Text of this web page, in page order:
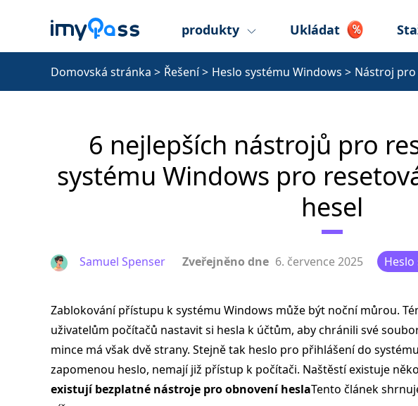
produkty Ukládat
Domovská stránka > Řešení> Heslo systému Windows > Nástroj
6 nejlepších nástrojů pro
systému Windows pro
hesel
Samuel Spenser Zveřejněno dne 6. července 2025
Zablokování přístupu k systému Windows může být noční můrou.
uživatelům počítačů nastavit si hesla k účtům, aby chránili své
mince má však dvě strany. Stejně tak heslo pro přihlášení do
zapomenou heslo, nemají již přístup k počítači. Naštěstí existuje
existují bezplatné nástroje pro obnovení heslaTento článek